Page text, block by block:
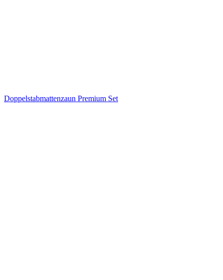
Doppelstabmattenzaun Premium Set